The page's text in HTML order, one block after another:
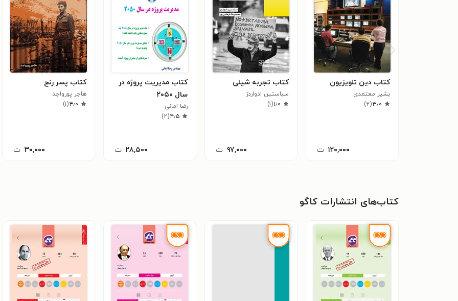
کتاب دین تلویزیون
بشیر معتمدی
۳٫۰(۲)
۱۲۰,۰۰۰ ت
کتاب تجربه شیلی
سباستین ادواردز
۱٫۰(۱)
۹۷,۰۰۰ ت
کتاب مدیریت پروژه در
سال ۲۰۵۰
رضا امانی
۴٫۵(۲)
۲۸,۵۰۰ ت
کتاب پسر رنج
هاجر پورواجد
۴٫۰(۱)
۳۰,۰۰۰ ت
کتاب‌های انتشارات کاگو